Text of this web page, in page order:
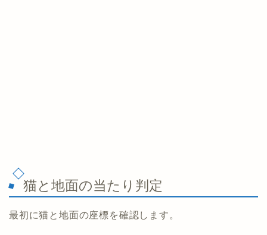
猫と地面の当たり判定
最初に猫と地面の座標を確認します。